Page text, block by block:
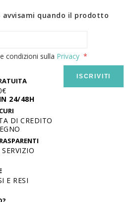
quando il prodotto
condizioni sulla Privacy
ISCRIVITI
24/48H
DI CREDITO
E RESI